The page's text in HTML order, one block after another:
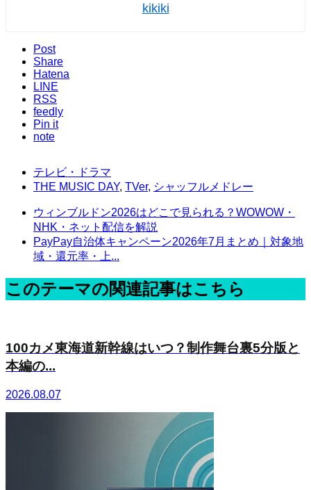
kikiki
Post
Share
Hatena
LINE
RSS
feedly
Pin it
note
テレビ・ドラマ
THE MUSIC DAY, TVer, シャッフルメドレー
ウィンブルドン2026はどこで見られる？WOWOW・
NHK・ネット配信を解説
PayPay自治体キャンペーン2026年7月まとめ｜対象地
域・還元率・上...
このテーマの関連記事はこちら
100カメ東海道新幹線はいつ？制作舞台裏5分版と
本編の...
2026.08.07